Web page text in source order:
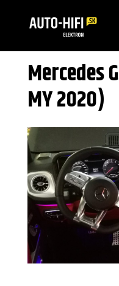
Mercedes
MY 2020)